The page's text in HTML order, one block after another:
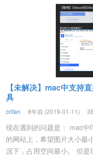
【未解决】mac中支持
具
crifan 8年前 (2019-01-11)
现在遇到的问题是： mac中
的网站上，希望图片大小最
况下，占用空间最小。 但